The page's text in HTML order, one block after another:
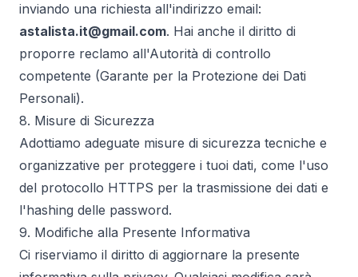
inviando una richiesta all'indirizzo email:
astalista.it@gmail.com. Hai anche il diritto di
proporre reclamo all'Autorità di controllo
competente (Garante per la Protezione dei Dati
Personali).
8. Misure di Sicurezza
Adottiamo adeguate misure di sicurezza tecniche e
organizzative per proteggere i tuoi dati, come l'uso
del protocollo HTTPS per la trasmissione dei dati e
l'hashing delle password.
9. Modifiche alla Presente Informativa
Ci riserviamo il diritto di aggiornare la presente